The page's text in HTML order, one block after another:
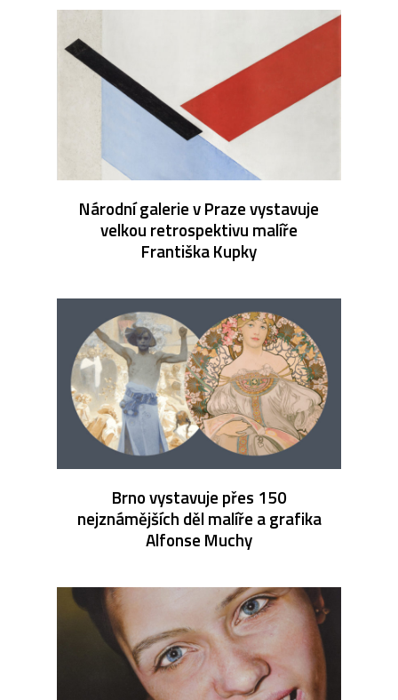
Národní galerie v Praze vystavuje
velkou retrospektivu malíře
Františka Kupky
Brno vystavuje přes 150
nejznámějších děl malíře a grafika
Alfonse Muchy